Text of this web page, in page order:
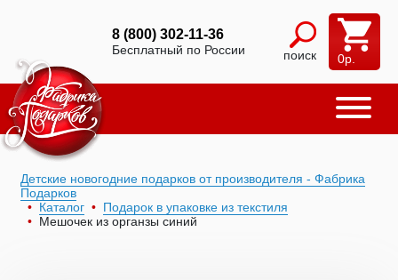
8 (800) 302-11-36
Бесплатный по России поиск 0р.
Детские новогодние подарков от производителя - Фабрика
Подарков
Каталог
Подарок в упаковке из текстиля
Мешочек из органзы синий